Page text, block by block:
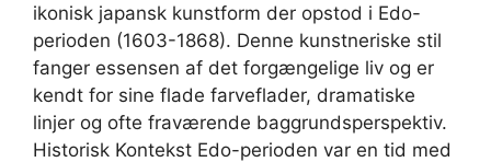
ikonisk japansk kunstform der opstod i Edo-
perioden (1603-1868). Denne kunstneriske stil
fanger essensen af det forgængelige liv og er
kendt for sine flade farveflader, dramatiske
linjer og ofte fraværende baggrundsperspektiv.
Historisk Kontekst Edo-perioden var en tid med